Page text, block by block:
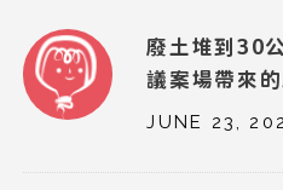
廢土堆到30
議案場帶來
JUNE 23,